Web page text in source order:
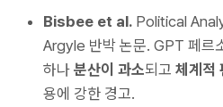
Bisbee et al. Political
Argyle 반박 논문. GPT 페르
하나 분산이 과소되고 체계적
용에 강한 경고.